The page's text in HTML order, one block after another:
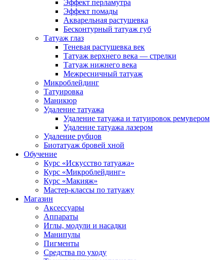
Эффект перламутра
Эффект помады
Акварельная растушевка
Бесконтурный татуаж губ
Татуаж глаз
Теневая растушевка век
Татуаж верхнего века — стрелки
Татуаж нижнего века
Межресничный татуаж
Микроблейдинг
Татуировка
Маникюр
Удаление татуажа
Удаление татуажа и татуировок ремувером
Удаление татуажа лазером
Удаление рубцов
Биотатуаж бровей хной
Обучение
Курс «Искусство татуажа»
Курс «Микроблейдинг»
Курс «Макияж»
Мастер-классы по татуажу
Магазин
Аксессуары
Аппараты
Иглы, модули и насадки
Манипулы
Пигменты
Средства по уходу